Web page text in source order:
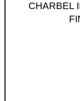
CHARBEL